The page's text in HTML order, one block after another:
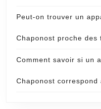
Peut-on trouver un
Chaponost proche des
Comment savoir si un
Chaponost